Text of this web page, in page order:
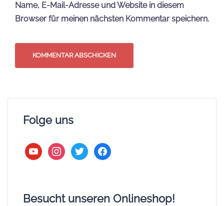
Name, E-Mail-Adresse und Website in diesem
Browser für meinen nächsten Kommentar speichern.
Folge uns
youtubeinstagram
twitter facebook
Besucht unseren Onlineshop!